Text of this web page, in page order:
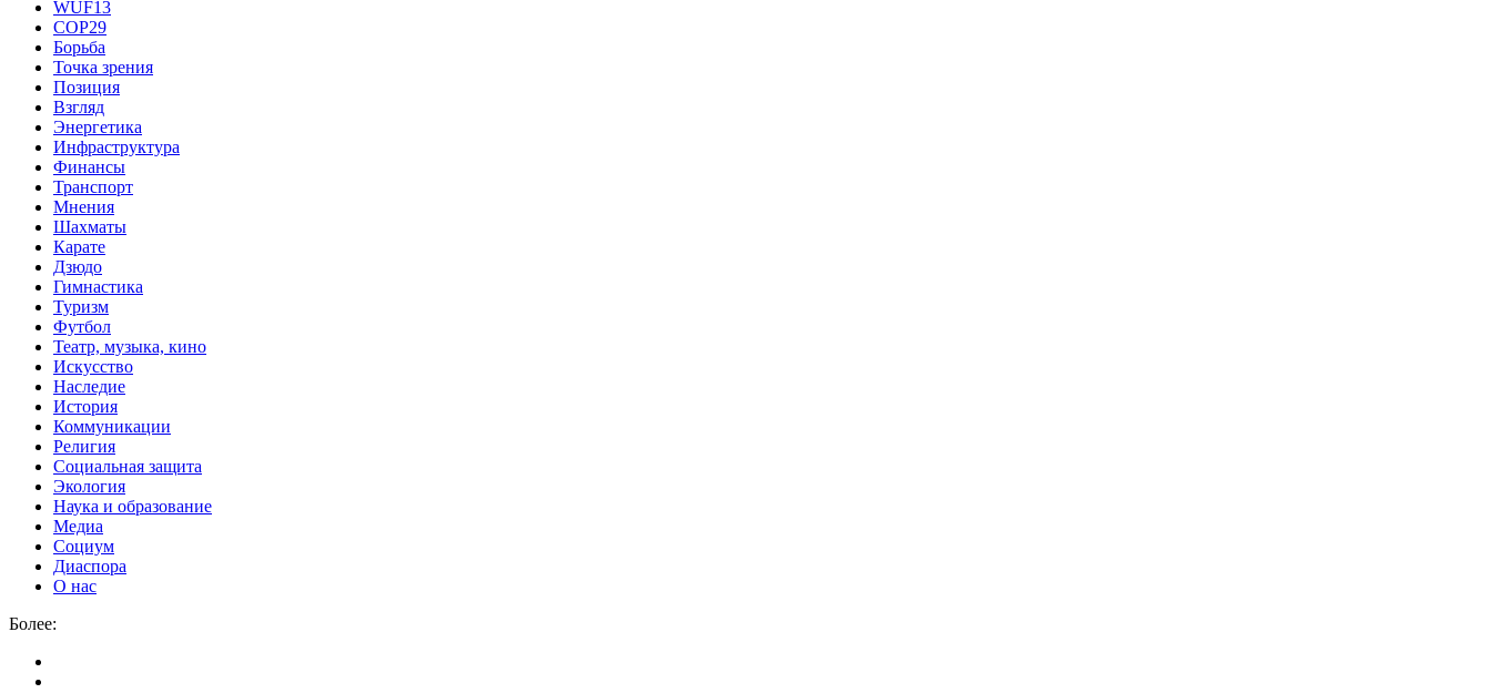
WUF13
COP29
Борьба
Точка зрения
Позиция
Взгляд
Энергетика
Инфраструктура
Финансы
Транспорт
Мнения
Шахматы
Карате
Дзюдо
Гимнастика
Туризм
Футбол
Театр, музыка, кино
Искусство
Наследие
История
Коммуникации
Религия
Социальная защита
Экология
Наука и образование
Медиа
Социум
Диаспора
О нас
Более: